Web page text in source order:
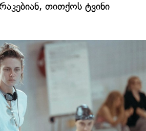
თითქოს ტვინი